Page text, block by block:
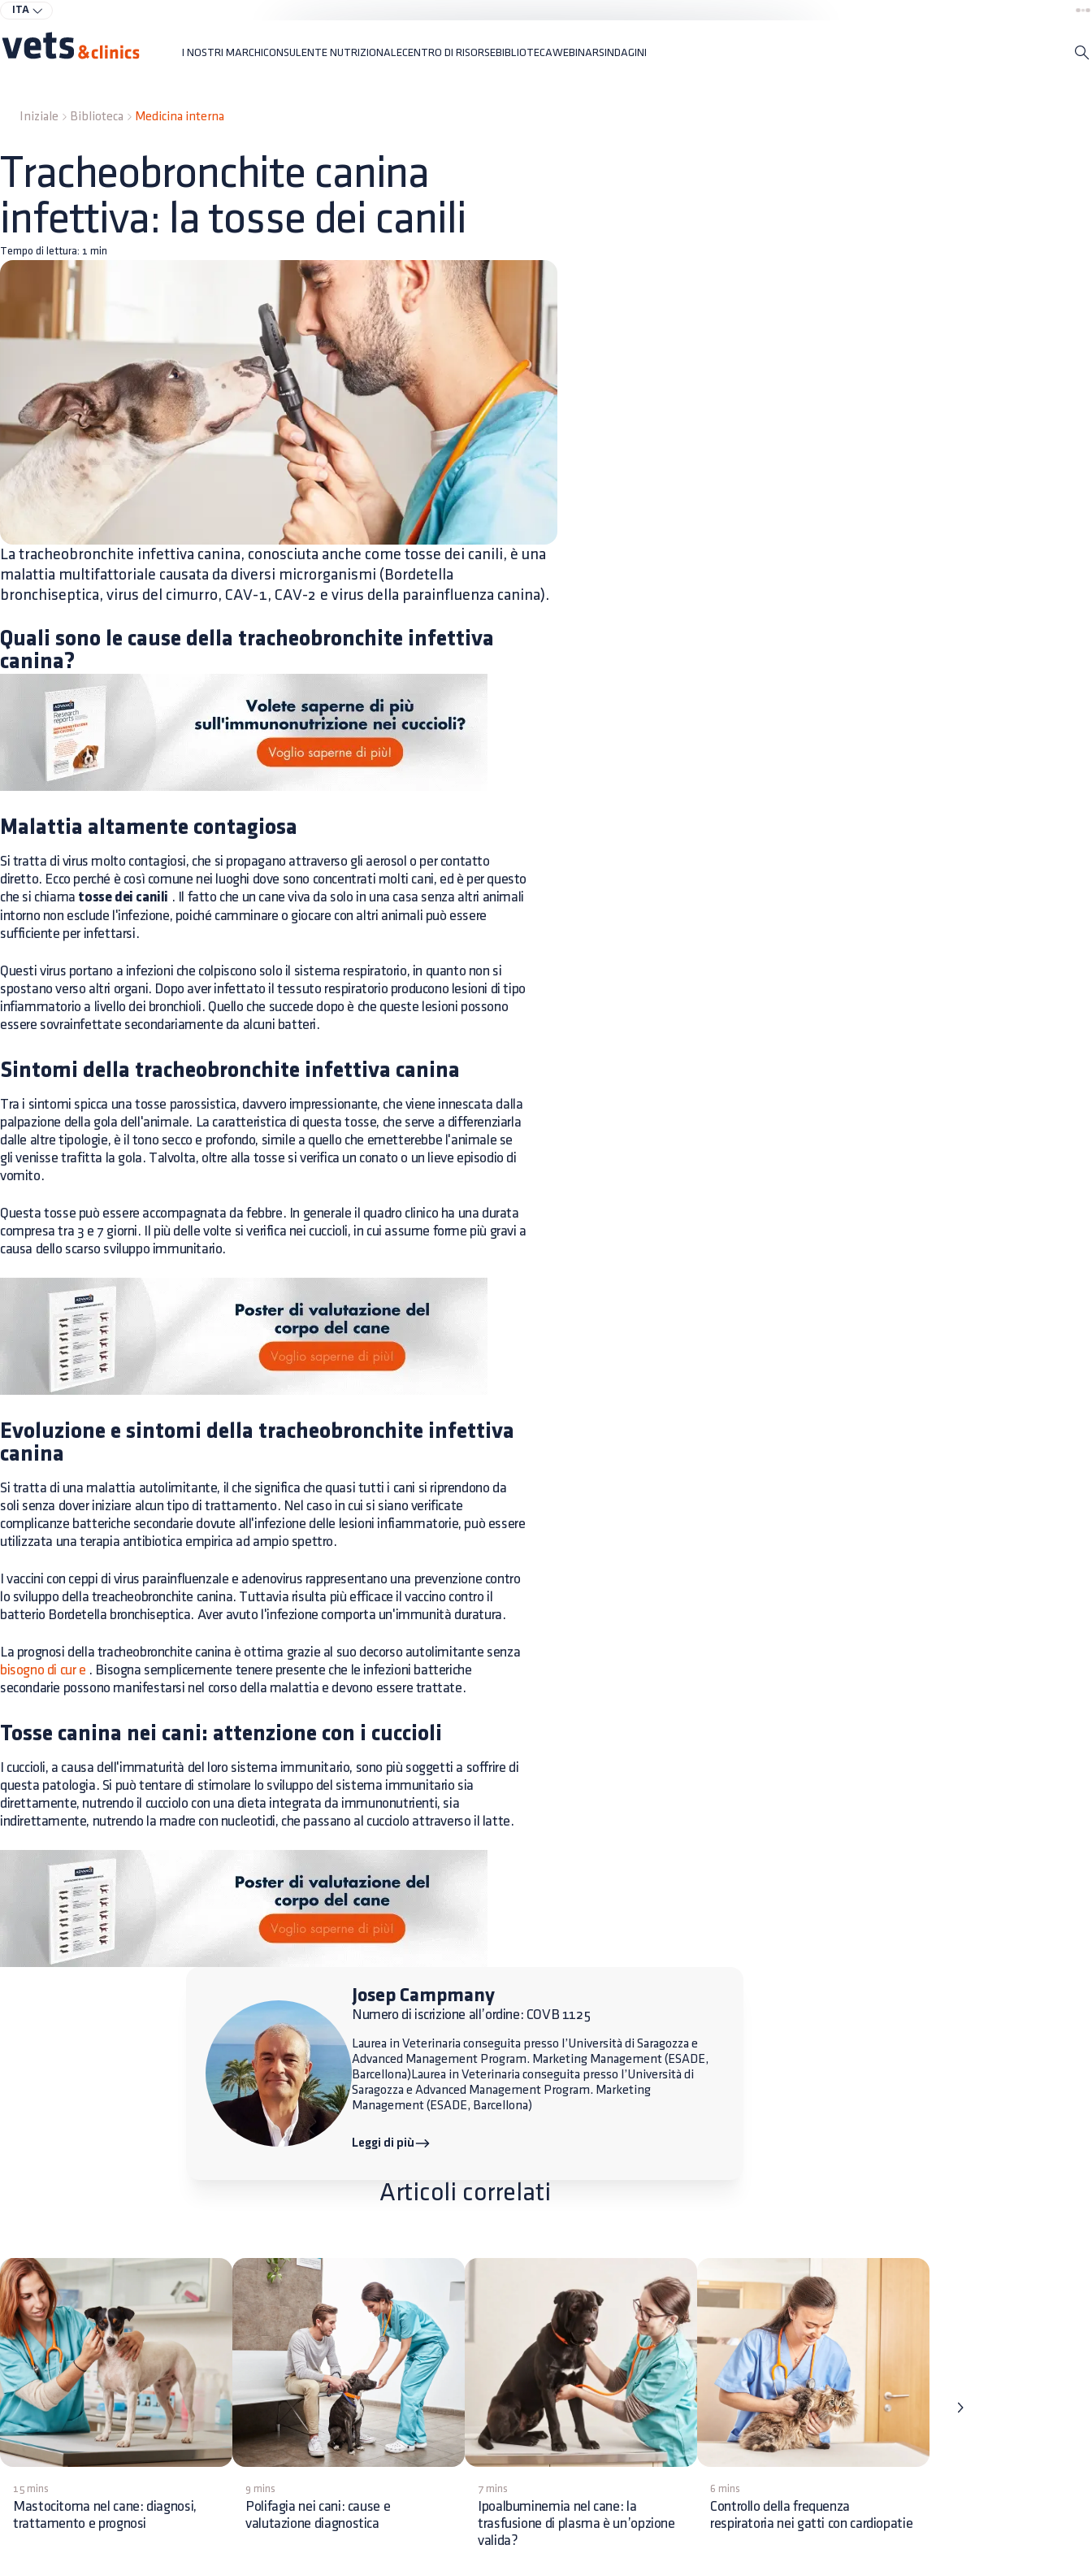
ITA
I NOSTRI MARCHICONSULENTE NUTRIZIONALECENTRO DI RISORSEBIBLIOTECAWEBINARSINDAGINI
Iniziale Biblioteca Medicina interna
Tracheobronchite canina
infettiva: la tosse dei canili
Tempo di lettura: 1 min
La tracheobronchite infettiva canina, conosciuta anche come tosse dei canili, è una
malattia multifattoriale causata da diversi microrganismi (Bordetella
bronchiseptica, virus del cimurro, CAV-1, CAV-2 e virus della parainfluenza canina).
Quali sono le cause della tracheobronchite infettiva
canina?
Malattia altamente contagiosa
Si tratta di virus molto contagiosi, che si propagano attraverso gli aerosol o per contatto
diretto. Ecco perché è così comune nei luoghi dove sono concentrati molti cani, ed è per questo
che si chiama tosse dei canili . Il fatto che un cane viva da solo in una casa senza altri animali
intorno non esclude l'infezione, poiché camminare o giocare con altri animali può essere
sufficiente per infettarsi.
Questi virus portano a infezioni che colpiscono solo il sistema respiratorio, in quanto non si
spostano verso altri organi. Dopo aver infettato il tessuto respiratorio producono lesioni di tipo
infiammatorio a livello dei bronchioli. Quello che succede dopo è che queste lesioni possono
essere sovrainfettate secondariamente da alcuni batteri.
Sintomi della tracheobronchite infettiva canina
Tra i sintomi spicca una tosse parossistica, davvero impressionante, che viene innescata dalla
palpazione della gola dell'animale. La caratteristica di questa tosse, che serve a differenziarla
dalle altre tipologie, è il tono secco e profondo, simile a quello che emetterebbe l'animale se
gli venisse trafitta la gola. Talvolta, oltre alla tosse si verifica un conato o un lieve episodio di
vomito.
Questa tosse può essere accompagnata da febbre. In generale il quadro clinico ha una durata
compresa tra 3 e 7 giorni. Il più delle volte si verifica nei cuccioli, in cui assume forme più gravi a
causa dello scarso sviluppo immunitario.
Evoluzione e sintomi della tracheobronchite infettiva
canina
Si tratta di una malattia autolimitante, il che significa che quasi tutti i cani si riprendono da
soli senza dover iniziare alcun tipo di trattamento. Nel caso in cui si siano verificate
complicanze batteriche secondarie dovute all'infezione delle lesioni infiammatorie, può essere
utilizzata una terapia antibiotica empirica ad ampio spettro.
I vaccini con ceppi di virus parainfluenzale e adenovirus rappresentano una prevenzione contro
lo sviluppo della treacheobronchite canina. Tuttavia risulta più efficace il vaccino contro il
batterio Bordetella bronchiseptica. Aver avuto l'infezione comporta un'immunità duratura.
La prognosi della tracheobronchite canina è ottima grazie al suo decorso autolimitante senza
bisogno di cure . Bisogna semplicemente tenere presente che le infezioni batteriche
secondarie possono manifestarsi nel corso della malattia e devono essere trattate.
Tosse canina nei cani: attenzione con i cuccioli
I cuccioli, a causa dell'immaturità del loro sistema immunitario, sono più soggetti a soffrire di
questa patologia. Si può tentare di stimolare lo sviluppo del sistema immunitario sia
direttamente, nutrendo il cucciolo con una dieta integrata da immunonutrienti, sia
indirettamente, nutrendo la madre con nucleotidi, che passano al cucciolo attraverso il latte.
Josep Campmany
Numero di iscrizione all’ordine: COVB 1125
Laurea in Veterinaria conseguita presso l’Università di Saragozza e
Advanced Management Program. Marketing Management (ESADE,
Barcellona)Laurea in Veterinaria conseguita presso l’Università di
Saragozza e Advanced Management Program. Marketing
Management (ESADE, Barcellona)
Leggi di più
Articoli correlati
15 mins
Mastocitoma nel cane: diagnosi,
trattamento e prognosi
9 mins
Polifagia nei cani: cause e
valutazione diagnostica
7 mins
Ipoalbuminemia nel cane: la
trasfusione di plasma è un’opzione
valida?
6 mins
Controllo della frequenza
respiratoria nei gatti con cardiopatie